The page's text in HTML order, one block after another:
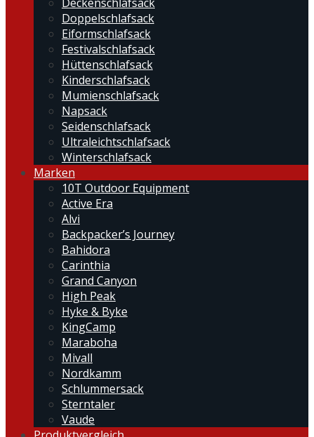
Doppelschlafsack
Eiformschlafsack
Festivalschlafsack
Hüttenschlafsack
Kinderschlafsack
Mumienschlafsack
Napsack
Seidenschlafsack
Ultraleichtschlafsack
Winterschlafsack
Marken
10T Outdoor Equipment
Active Era
Alvi
Backpacker’s Journey
Bahidora
Carinthia
Grand Canyon
High Peak
Hyke & Byke
KingCamp
Maraboha
Mivall
Nordkamm
Schlummersack
Sterntaler
Vaude